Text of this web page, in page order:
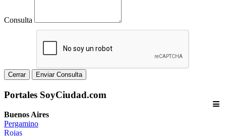
Consulta
Cerrar Enviar Consulta
Portales SoyCiudad.com
Buenos Aires
Pergamino
Rojas